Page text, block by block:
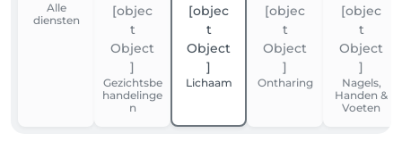
Alle
diensten
Gezichtsbe
handelinge
n
Lichaam Ontharing
Nagels,
Handen &
Voeten